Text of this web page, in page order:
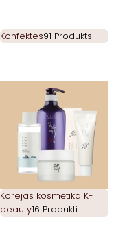
Konfektes91 Produkts
Korejas kosmētika K-
beauty16 Produkti